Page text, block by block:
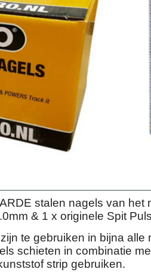
stalen nagels van het
& 1 x originele Spit
te gebruiken in bijna alle
schieten in combinatie
strip gebruiken.